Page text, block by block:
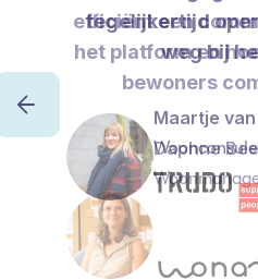
efficiënt een
het platform en
bewoners
Daphne
tegelijkertijd
weg bij
Maartje